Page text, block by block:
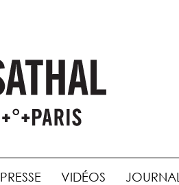
PRESSE VIDÉOS JOURNAL